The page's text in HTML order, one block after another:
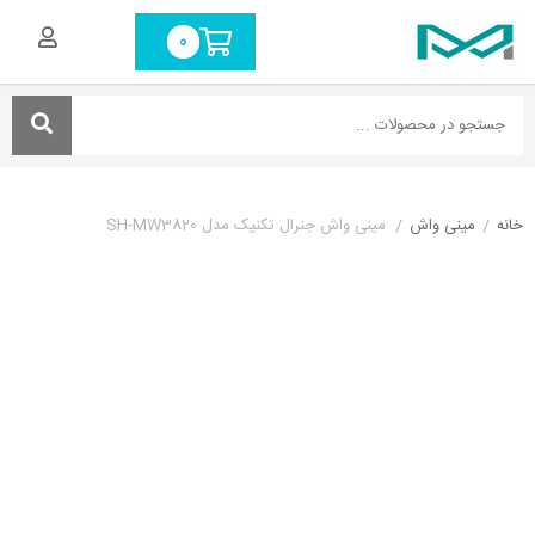
0
خانه / مینی واش / مینی واش جنرال تکنیک مدل SH-MW3820